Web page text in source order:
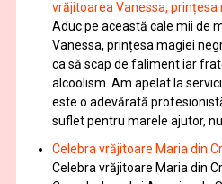
vrăjitoarea Vanessa, prințesa
Aduc pe această cale mii de
Vanessa, prințesa magiei
ca să scap de faliment iar
alcoolism. Am apelat la
este o adevărată
suflet pentru marele ajutor,
Celebra vrăjitoare Maria din
Celebra vrăjitoare Maria din